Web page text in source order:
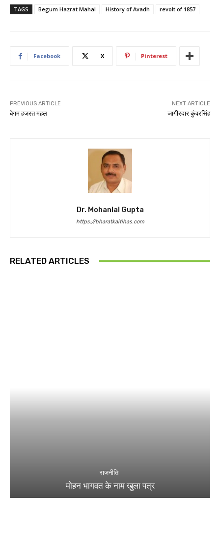
TAGS Begum Hazrat Mahal History of Avadh revolt of 1857
Facebook X Pinterest
PREVIOUS ARTICLE
बेगम हजरत महल
NEXT ARTICLE
जागीरदार कुंवरसिंह
Dr. Mohanlal Gupta
https://bharatkaitihas.com
RELATED ARTICLES
राजनीति
मोहन भागवत के नाम खुला पत्र